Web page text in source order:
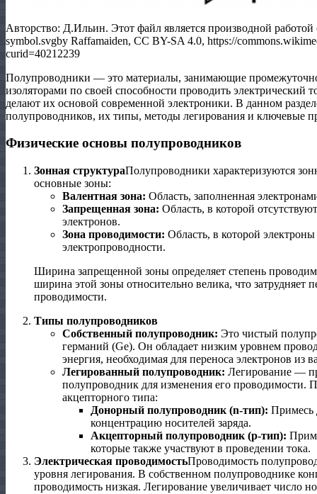
Авторство: Д.Ильин. Этот файл является производной
symbol.svgby Raffamaiden, CC BY-SA 4.0, https://
curid=40212239
Полупроводники — это материалы, занимающие
изоляторами по своей способности проводить электрический
делают их основой современной электроники. В данном
полупроводников, их типы, методы легирования и ключевые
Физические основы полупроводников
Зонная структураПолупроводники характеризуются
основные зоны:
Валентная зона: Область, заполненная
Запрещенная зона: Область, в которой
электронов.
Зона проводимости: Область, в которой
электропроводности.
Ширина запрещенной зоны определяет степень
ширина этой зоны относительно велика, что затрудняет
проводимости.
Типы полупроводников
Собственный полупроводник: Это чистый
германий (Ge). Он обладает низким уровнем
энергия, необходимая для переноса электронов
Легированный полупроводник: Легирование —
полупроводник для изменения его проводимости.
акцепторного типа:
Донорный полупроводник (n-тип): Примесь
концентрацию носителей заряда.
Акцепторный полупроводник (p-тип):
которые также участвуют в проведении тока.
Электрическая проводимостьПроводимость
уровня легирования. В собственном полупроводнике
проводимость низкая. Легирование увеличивает число